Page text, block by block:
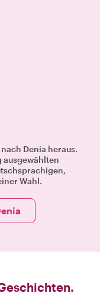
Denia heraus.
ausgewählten
Wahl.